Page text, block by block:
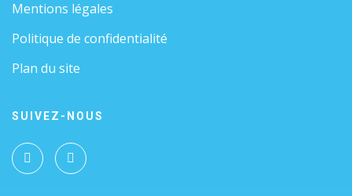
Mentions légales
Politique de confidentialité
Plan du site
SUIVEZ-NOUS